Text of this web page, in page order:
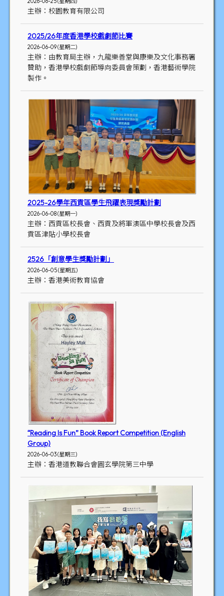
主辦：校園教育有限公司
2025/26年度香港學校戲劇節比賽
2026-06-09 (星期二)
主辦：由教育局主辦，九龍樂善堂與康樂及文化事務署
贊助，香港學校戲劇節導向委員會策劃，香港藝術學院
製作。
2025-26學年西貢區學生飛躍表現獎勵計劃
2026-06-08 (星期一)
主辦：西貢區校長會、西貢及將軍澳區中學校長會及西
貢區津貼小學校長會
2526「創意學生獎勵計劃」
2026-06-05 (星期五)
主辦：香港美術教育協會
“Reading Is Fun” Book Report Competition (English
Group)
2026-06-03 (星期三)
主辦：香港道教聯合會圓玄學院第三中學